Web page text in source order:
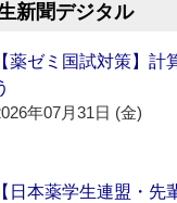
新聞デジタル
【薬ゼミ国試対策】計
年07月31日 (金)
【日本薬学生連盟・先